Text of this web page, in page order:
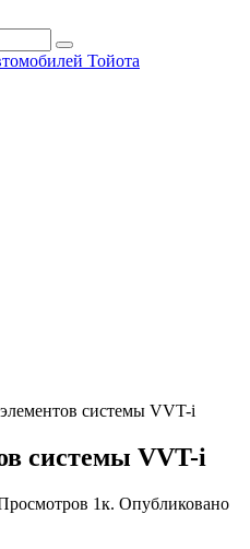
Тойота
системы VVT-i
системы VVT-i
1к. Опубликовано